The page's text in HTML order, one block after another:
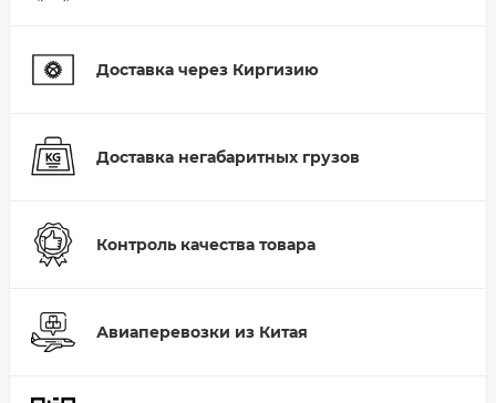
Доставка через Киргизию
Доставка негабаритных грузов
Контроль качества товара
Авиаперевозки из Китая